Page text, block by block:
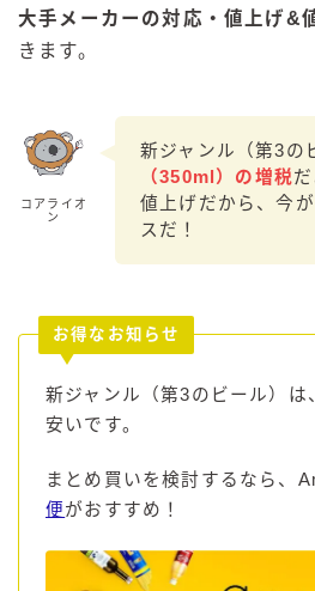
鏡月焼酎ハイ
贅沢搾り
樽ハイ倶楽部
ザ・レモンクラフト
ザ・カクテルクラフト
クリアクーラー
FRUITZER (フルーツァー）
サッポロ
三ツ星グレフルサワー
99.99（フォーナイン）
レモン・ザ・リッチ
男梅サワー
大手メーカーの対応・値上げ&
きます。
コアライオ
ン
新ジャンル（第3の
（350ml）の増税
値上げだから、今
スだ！
お得なお知らせ
新ジャンル（第3のビール）は
安いです。
まとめ買いを検討するなら、
便がおすすめ！